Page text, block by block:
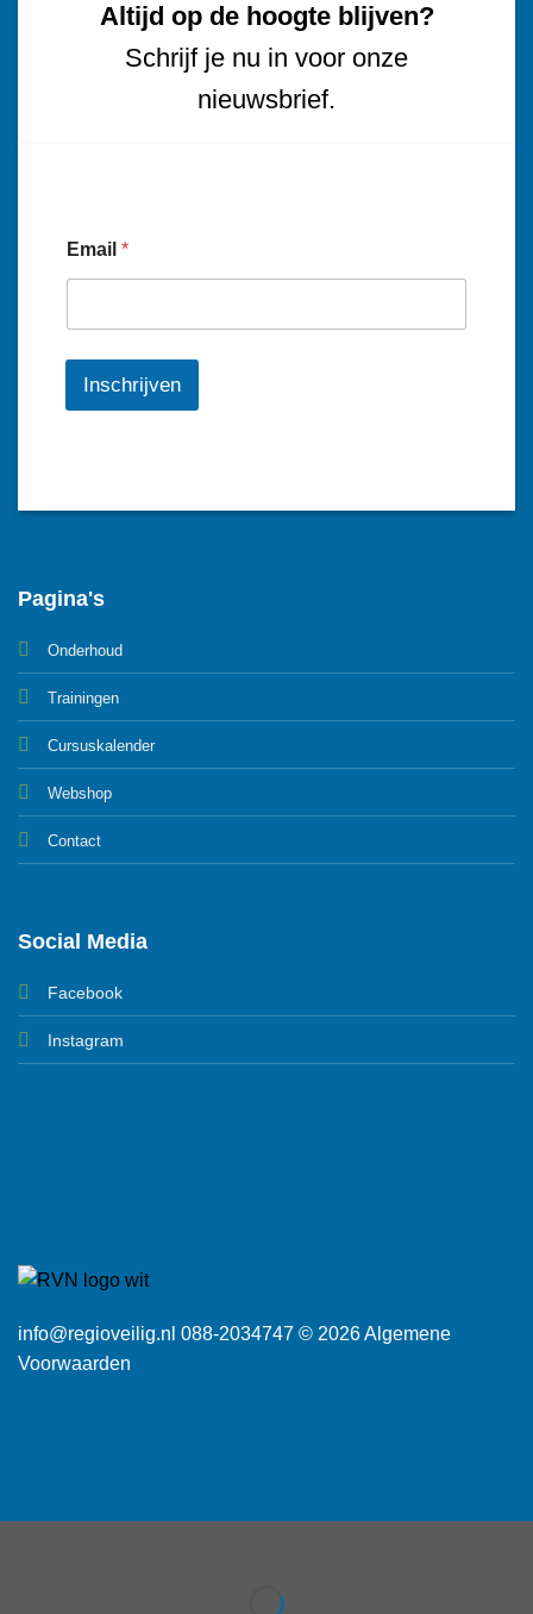
Altijd op de hoogte blijven?
Schrijf je nu in voor onze
nieuwsbrief.
Email *
Inschrijven
Pagina's
Onderhoud
Trainingen
Cursuskalender
Webshop
Contact
Social Media
Facebook
Instagram
info@regioveilig.nl 088-2034747 © 2026Algemene
Voorwaarden